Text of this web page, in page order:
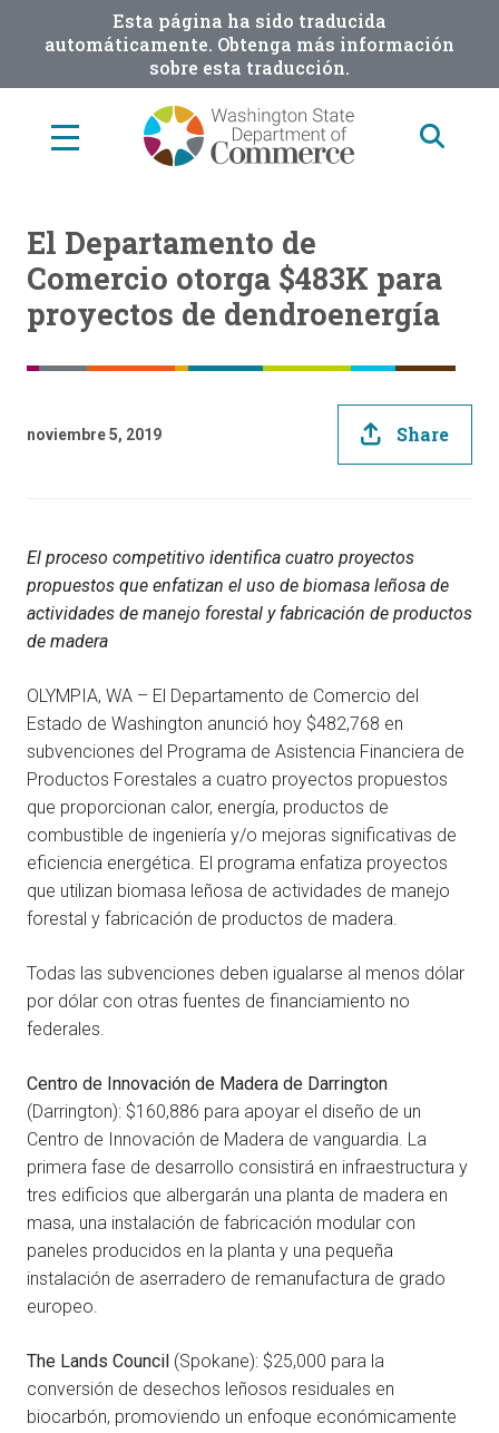
Esta página ha sido traducida
automáticamente. Obtenga más información
sobre esta traducción.
El Departamento de
Comercio otorga $483K para
proyectos de dendroenergía
noviembre 5, 2019 Share
El proceso competitivo identifica cuatro proyectos
propuestos que enfatizan el uso de biomasa leñosa de
actividades de manejo forestal y fabricación de productos
de madera
OLYMPIA, WA – El Departamento de Comercio del
Estado de Washington anunció hoy $482,768 en
subvenciones del Programa de Asistencia Financiera de
Productos Forestales a cuatro proyectos propuestos
que proporcionan calor, energía, productos de
combustible de ingeniería y/o mejoras significativas de
eficiencia energética. El programa enfatiza proyectos
que utilizan biomasa leñosa de actividades de manejo
forestal y fabricación de productos de madera.
Todas las subvenciones deben igualarse al menos dólar
por dólar con otras fuentes de financiamiento no
federales.
Centro de Innovación de Madera de Darrington
(Darrington): $160,886 para apoyar el diseño de un
Centro de Innovación de Madera de vanguardia. La
primera fase de desarrollo consistirá en infraestructura y
tres edificios que albergarán una planta de madera en
masa, una instalación de fabricación modular con
paneles producidos en la planta y una pequeña
instalación de aserradero de remanufactura de grado
europeo.
The Lands Council (Spokane): $25,000 para la
conversión de desechos leñosos residuales en
biocarbón, promoviendo un enfoque económicamente